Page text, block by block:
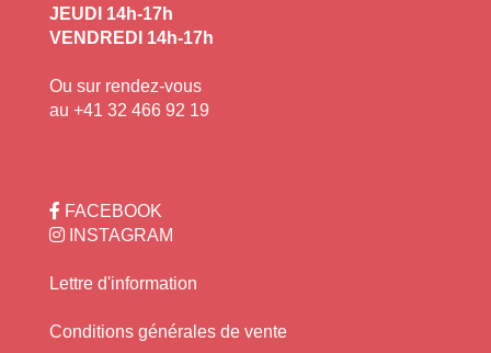
+
−
JEUDI 14h-17h
VENDREDI 14h-17h
Ou sur rendez-vous
au +41 32 466 92 19
FACEBOOK
INSTAGRAM
Lettre d'information
Conditions générales de vente